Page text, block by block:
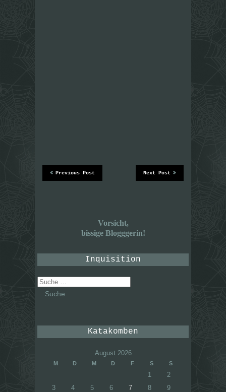
Next Post
Previous Post
Vorsicht,
bissige Blogggerin!
Inquisition
Suche
nach:
Katakomben
August 2026
M D M D F S S
1
2
3
4 5 6 7 8
9